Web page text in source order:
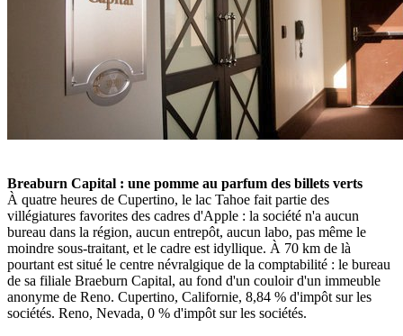
Breaburn Capital : une pomme au parfum des billets verts
À quatre heures de Cupertino, le lac Tahoe fait partie des
villégiatures favorites des cadres d'Apple : la société n'a aucun
bureau dans la région, aucun entrepôt, aucun labo, pas même le
moindre sous-traitant, et le cadre est idyllique. À 70 km de là
pourtant est situé le centre névralgique de la comptabilité : le bureau
de sa filiale Braeburn Capital, au fond d'un couloir d'un immeuble
anonyme de Reno. Cupertino, Californie, 8,84 % d'impôt sur les
sociétés. Reno, Nevada, 0 % d'impôt sur les sociétés.